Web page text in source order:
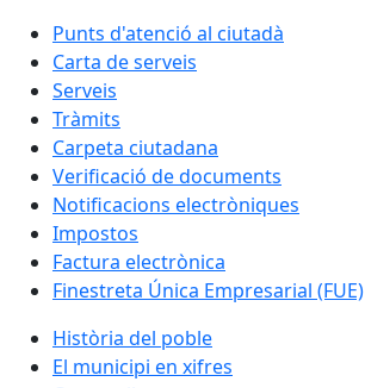
Punts d'atenció al ciutadà
Carta de serveis
Serveis
Tràmits
Carpeta ciutadana
Verificació de documents
Notificacions electròniques
Impostos
Factura electrònica
Finestreta Única Empresarial (FUE)
Història del poble
El municipi en xifres